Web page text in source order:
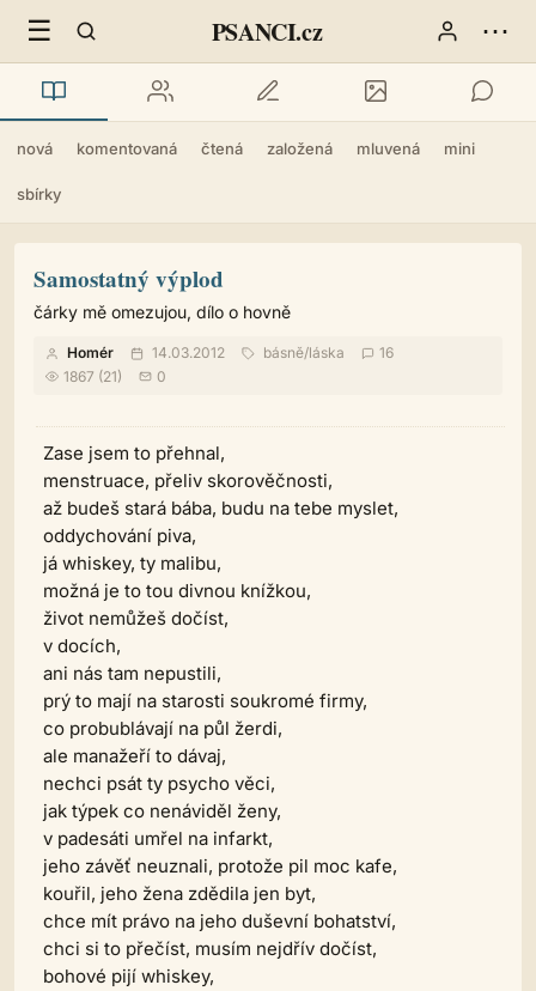
☰ PSANCI.cz ⋯
nová komentovaná čtená založená mluvená mini
sbírky
Samostatný výplod
čárky mě omezujou, dílo o hovně
Homér 14.03.2012 básně/láska
16
1867 (21)
0
Zase jsem to přehnal,
menstruace, přeliv skorověčnosti,
až budeš stará bába, budu na tebe myslet,
oddychování piva,
já whiskey, ty malibu,
možná je to tou divnou knížkou,
život nemůžeš dočíst,
v docích,
ani nás tam nepustili,
prý to mají na starosti soukromé firmy,
co probublávají na půl žerdi,
ale manažeří to dávaj,
nechci psát ty psycho věci,
jak týpek co nenáviděl ženy,
v padesáti umřel na infarkt,
jeho závěť neuznali, protože pil moc kafe,
kouřil, jeho žena zdědila jen byt,
chce mít právo na jeho duševní bohatství,
chci si to přečíst, musím nejdřív dočíst,
bohové pijí whiskey,